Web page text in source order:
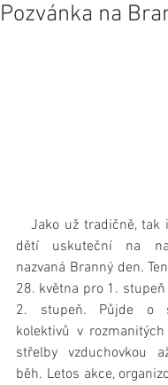
Pozvánka na
Jako už tradičně, tak
dětí uskuteční na
nazvaná Branný den.
28. května pro 1.
2. stupeň. Půjde o
kolektivů v
střelby vzduchovkou
běh. Letos akce,